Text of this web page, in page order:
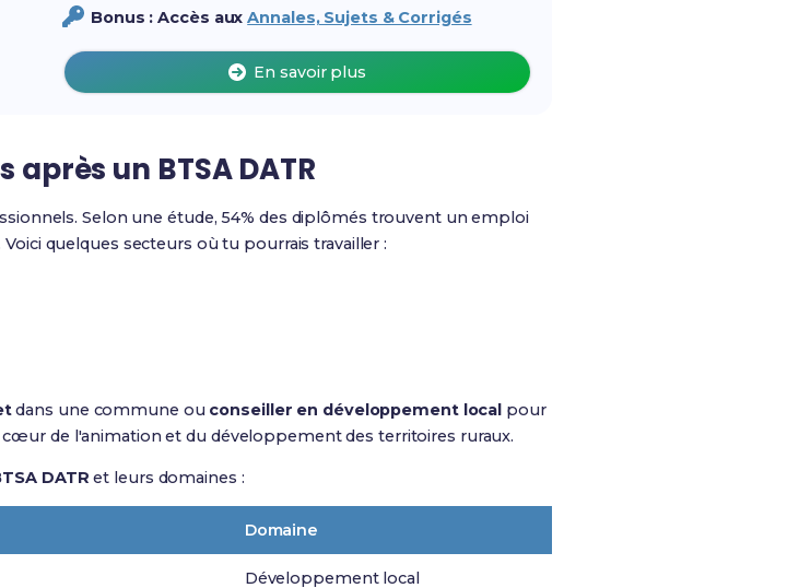
Bonus : Accès auxAnnales, Sujets & Corrigés
En savoir plus
un BTSA DATR
Selon une étude, 54% des diplômés trouvent un emploi
quelques secteurs où tu pourrais travailler :
dans une commune ou conseiller en développement local pour
de l'animation et du développement des territoires ruraux.
DATR et leurs domaines :
Domaine
Développement local